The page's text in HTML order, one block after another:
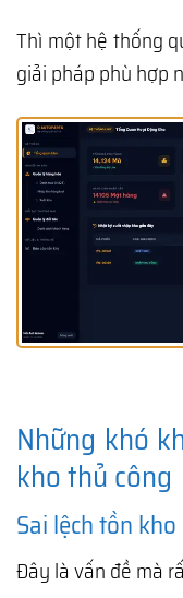
Thì một hệ thống
giải pháp phù hợp
Những khó
kho thủ công
Sai lệch tồn
Đây là vấn đề mà